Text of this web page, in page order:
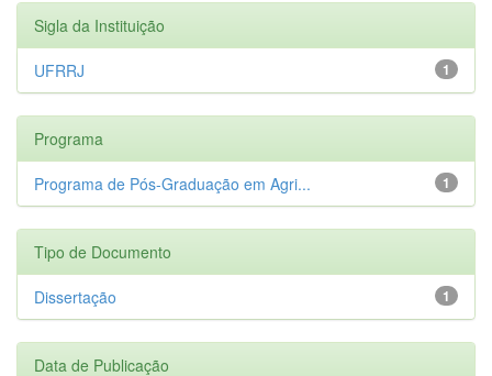
Sigla da Instituição
1
UFRRJ
Programa
1
Programa de Pós-Graduação em Agri...
Tipo de Documento
1
Dissertação
Data de Publicação